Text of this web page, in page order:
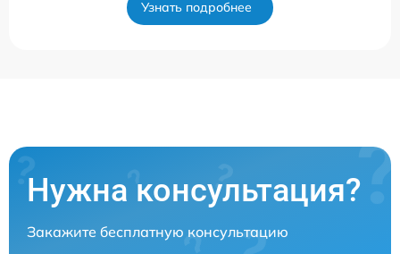
Узнать подробнее
Нужна консультация?
Закажите бесплатную консультацию